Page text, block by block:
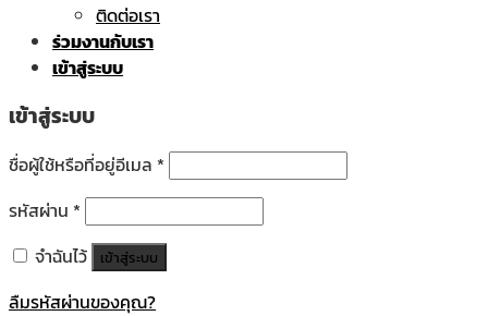
ติดต่อเรา
ร่วมงานกับเรา
เข้าสู่ระบบ
เข้าสู่ระบบ
ชื่อผู้ใช้หรือที่อยู่อีเมล *
รหัสผ่าน *
จำฉันไว้
เข้าสู่ระบบ
ลืมรหัสผ่านของคุณ?